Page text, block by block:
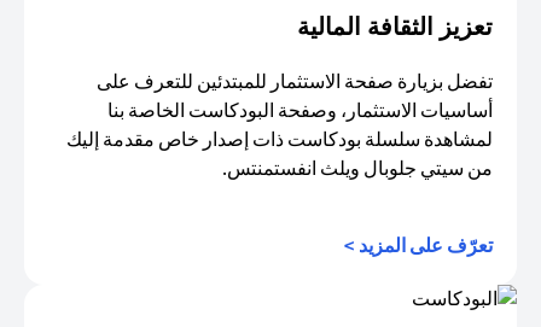
تعزيز الثقافة المالية
تفضل بزيارة صفحة الاستثمار للمبتدئين للتعرف على
أساسيات الاستثمار، وصفحة البودكاست الخاصة بنا
لمشاهدة سلسلة بودكاست ذات إصدار خاص مقدمة إليك
من سيتي جلوبال ويلث انفستمنتس.
تعرّف على المزيد >